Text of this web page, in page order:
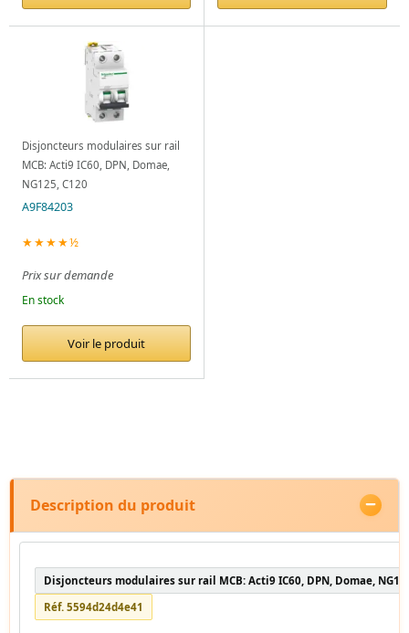
Disjoncteurs modulaires sur rail
MCB: Acti9 IC60, DPN, Domae,
NG125, C120
A9F84203
★★★★½
Prix sur demande
En stock
Voir le produit
Description du produit
Disjoncteurs modulaires sur rail MCB: Acti9 IC60, DPN, Domae,
Réf. 5594d24d4e41